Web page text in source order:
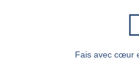
Fais avec cœur